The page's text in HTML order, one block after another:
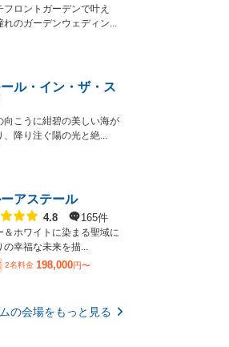
フロントガーデンで叶え
れのガーデンウェディン...
ル・イン・ザ・ス
向こうに紺碧の美しい海が
、降り注ぐ陽の光と絶...
アステール
点数
4.8 165件
＆ホワイトに染まる聖域に
の幸福な未来を描...
2名料金 198,000円〜
の会場をもっと見る